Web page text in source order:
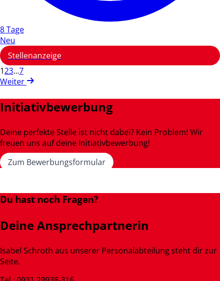
8 Tage
Neu
Stellenanzeige
123...7
Weiter
Initiativbewerbung
Deine perfekte Stelle ist nicht dabei? Kein Problem! Wir
freuen uns auf deine Initiativbewerbung!
Zum Bewerbungsformular
Du hast noch Fragen?
Deine Ansprechpartnerin
Isabel Schroth aus unserer Personalabteilung steht dir zur
Seite.